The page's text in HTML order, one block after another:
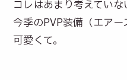
コレはあまり考えてい
今季のPVP装備（エア
可愛くて。